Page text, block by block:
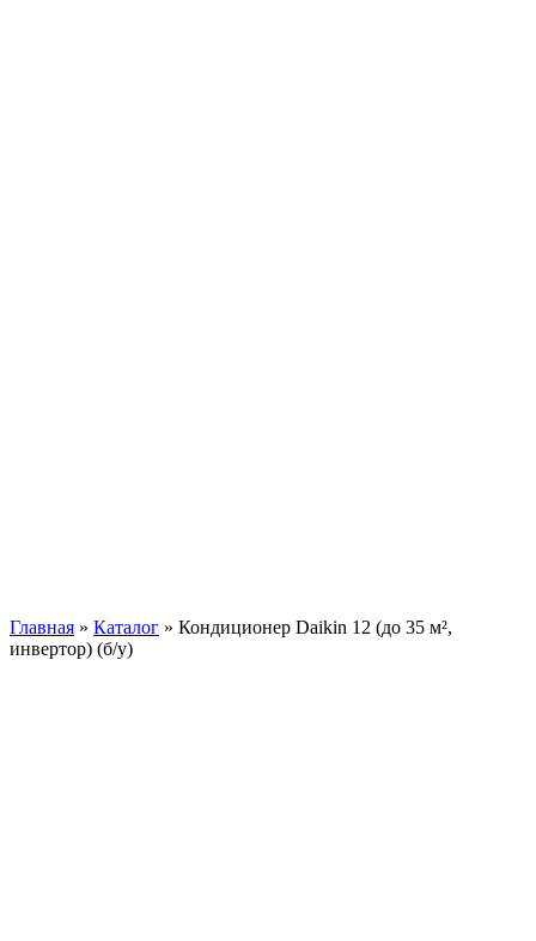
Главная » Каталог » Кондиционер Daikin 12 (до 35 м²,
инвертор) (б/у)